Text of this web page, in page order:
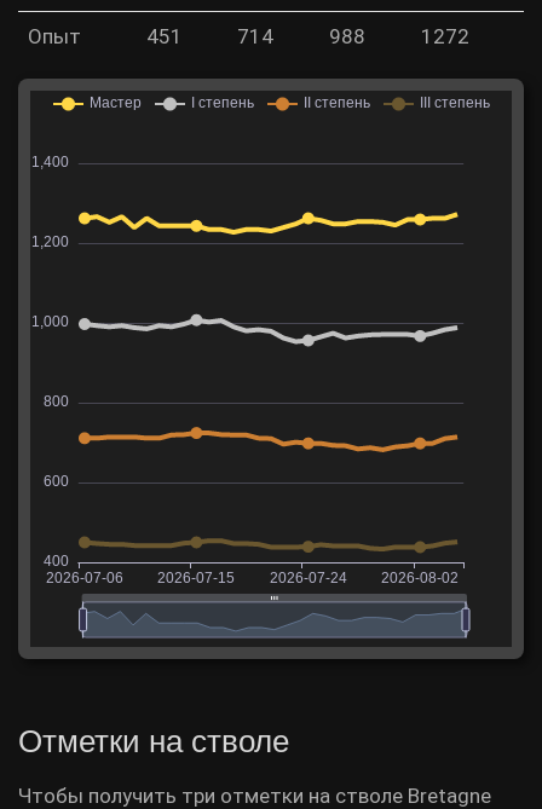
Опыт 451 714 988 1272
Отметки на стволе
Чтобы получить три отметки на стволе Bretagne